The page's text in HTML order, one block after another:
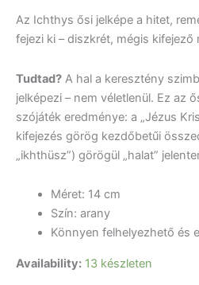
Az Ichthys ősi jelképe a hitet,
fejezi ki – diszkrét, mégis kifejező
Tudtad? A hal a keresztény
jelképezi – nem véletlenül. Ez az
szójáték eredménye: a „Jézus
kifejezés görög kezdőbetűi
„ikhthüsz”) görögül „halat”
Méret: 14 cm
Szín: arany
Könnyen felhelyezhető és
Availability: 13 készleten